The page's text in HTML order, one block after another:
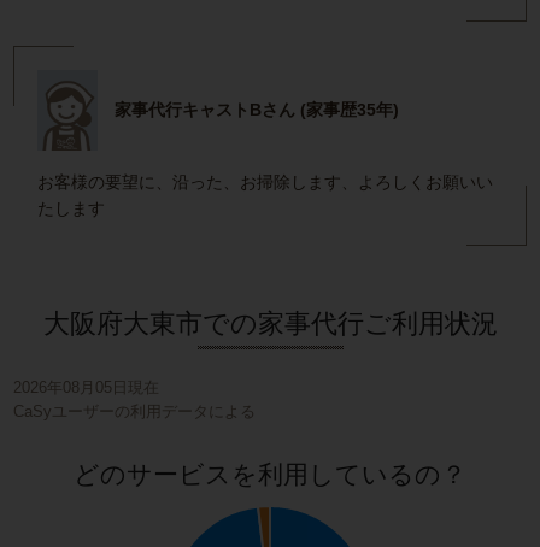
家事代行キャストBさん (家事歴35年)
お客様の要望に、沿った、お掃除します、よろしくお願いい
たします
大阪府大東市での家事代行ご利用状況
2026年08月05日現在
CaSyユーザーの利用データによる
どのサービスを利用しているの？